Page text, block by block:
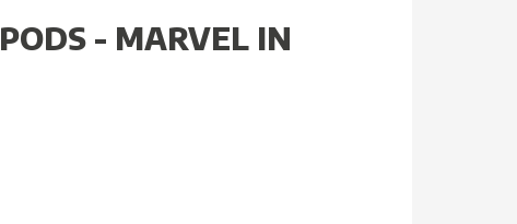
- MARVEL IN